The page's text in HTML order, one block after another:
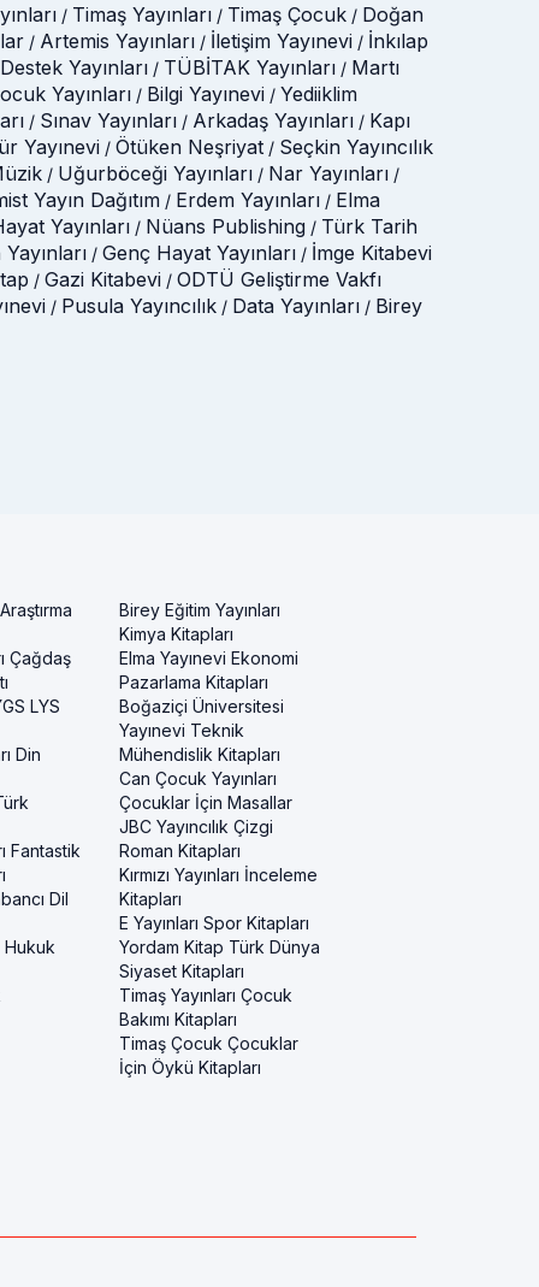
/ Timaş Yayınları / Timaş Çocuk / Doğan
/ Artemis Yayınları / İletişim Yayınevi / İnkılap
Destek Yayınları / TÜBİTAK Yayınları / Martı
Yayınları / Bilgi Yayınevi / Yediiklim
/ Sınav Yayınları / Arkadaş Yayınları / Kapı
Yayınevi / Ötüken Neşriyat / Seçkin Yayıncılık
/ Uğurböceği Yayınları / Nar Yayınları /
Yayın Dağıtım / Erdem Yayınları / Elma
Yayınları / Nüans Publishing / Türk Tarih
/ Genç Hayat Yayınları / İmge Kitabevi
/ Gazi Kitabevi / ODTÜ Geliştirme Vakfı
/ Pusula Yayıncılık / Data Yayınları / Birey
Çağdaş
LYS
Din
Fantastik
Dil
Hukuk
Birey Eğitim Yayınları
Kimya Kitapları
Elma Yayınevi Ekonomi
Pazarlama Kitapları
Boğaziçi Üniversitesi
Yayınevi Teknik
Mühendislik Kitapları
Can Çocuk Yayınları
Çocuklar İçin Masallar
JBC Yayıncılık Çizgi
Roman Kitapları
Kırmızı Yayınları İnceleme
Kitapları
E Yayınları Spor Kitapları
Yordam Kitap Türk Dünya
Siyaset Kitapları
Timaş Yayınları Çocuk
Bakımı Kitapları
Timaş Çocuk Çocuklar
İçin Öykü Kitapları